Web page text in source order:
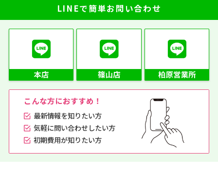
LINEで簡単お問い合わせ
こんな方におすすめ！
最新情報を知りたい方
気軽に問い合わせしたい方
初期費用が知りたい方